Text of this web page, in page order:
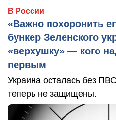
В России
«Важно похоронить
бункер Зеленского
«верхушку» — кого
первым
Украина осталась без
теперь не защищены.